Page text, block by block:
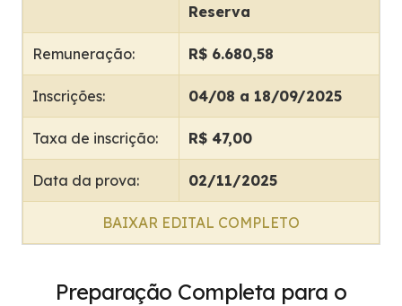
Reserva
Remuneração: R$ 6.680,58
Inscrições: 04/08 a 18/09/2025
Taxa de inscrição: R$ 47,00
Data da prova: 02/11/2025
BAIXAR EDITAL COMPLETO
Preparação Completa para o